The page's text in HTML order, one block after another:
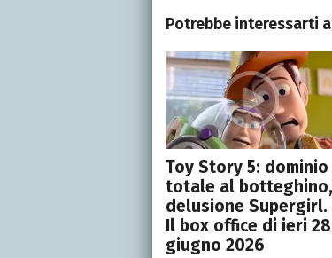
Potrebbe interessarti
Toy Story 5: dominio
totale al botteghino,
delusione Supergirl.
Il box office di ieri 28
giugno 2026